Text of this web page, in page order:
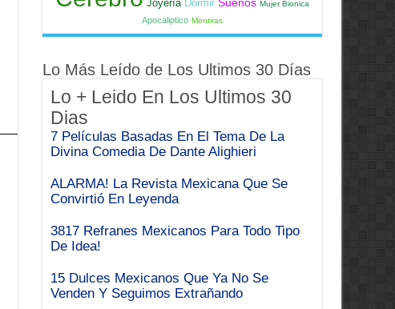
Joyería Dormir Mujer Bionica
Apocaliptico Mentiras
Lo Más Leído de Los Ultimos 30 Días
Lo + Leido En Los Ultimos 30
Dias
7 Películas Basadas En El Tema De La
Divina Comedia De Dante Alighieri
ALARMA! La Revista Mexicana Que Se
Convirtió En Leyenda
3817 Refranes Mexicanos Para Todo Tipo
De Idea!
15 Dulces Mexicanos Que Ya No Se
Venden Y Seguimos Extrañando